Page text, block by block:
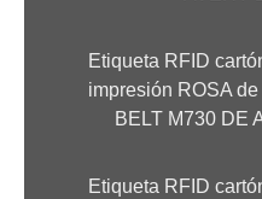
Etiqueta RFID
impresión ROSA
BELT M730 DE
Etiqueta RFID